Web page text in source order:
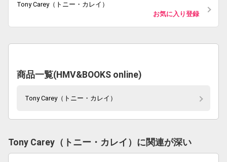
Tony Carey（トニー・カレイ）
お気に入り登録
商品一覧(HMV&BOOKS online)
Tony Carey（トニー・カレイ）
Tony Carey（トニー・カレイ）に関連が深い